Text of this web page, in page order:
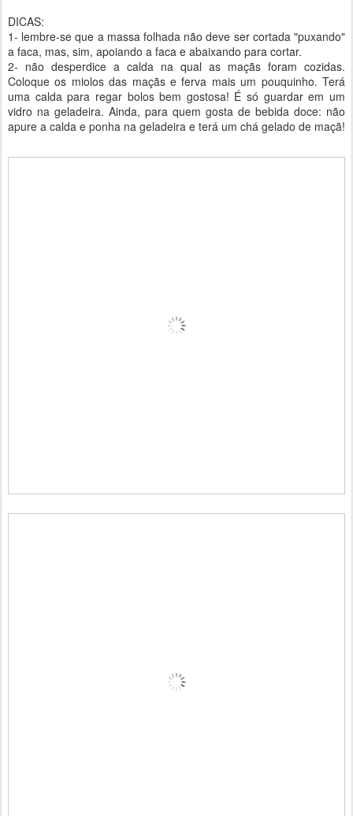
DICAS:
1- lembre-se que a massa folhada não deve ser cortada "puxando"
a faca, mas, sim, apoiando a faca e abaixando para cortar.
2- não desperdice a calda na qual as maçãs foram cozidas.
Coloque os miolos das maçãs e ferva mais um pouquinho. Terá
uma calda para regar bolos bem gostosa! É só guardar em um
vidro na geladeira. Ainda, para quem gosta de bebida doce: não
apure a calda e ponha na geladeira e terá um chá gelado de maçã!